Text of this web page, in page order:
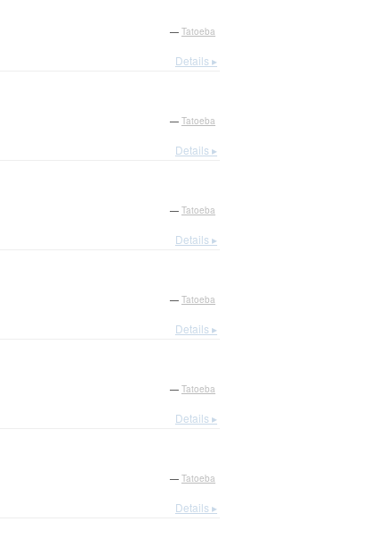
— Tatoeba
Details ▸
— Tatoeba
Details ▸
— Tatoeba
Details ▸
— Tatoeba
Details ▸
— Tatoeba
Details ▸
— Tatoeba
Details ▸